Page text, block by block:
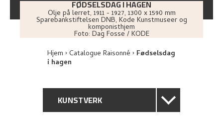
FØDSELSDAG I HAGEN
Olje på lerret, 1911 - 1927, 1300 x 1590 mm
Sparebankstiftelsen DNB, Kode Kunstmuseer og
komponisthjem
Foto: Dag Fosse / KODE
Hjem Catalogue Raisonné Fødselsdag
i hagen
KUNSTVERK